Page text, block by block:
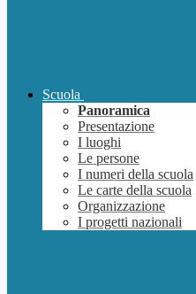
Scuola
Panoramica
Presentazione
I luoghi
Le persone
I numeri della scuola
Le carte della scuola
Organizzazione
I progetti nazionali